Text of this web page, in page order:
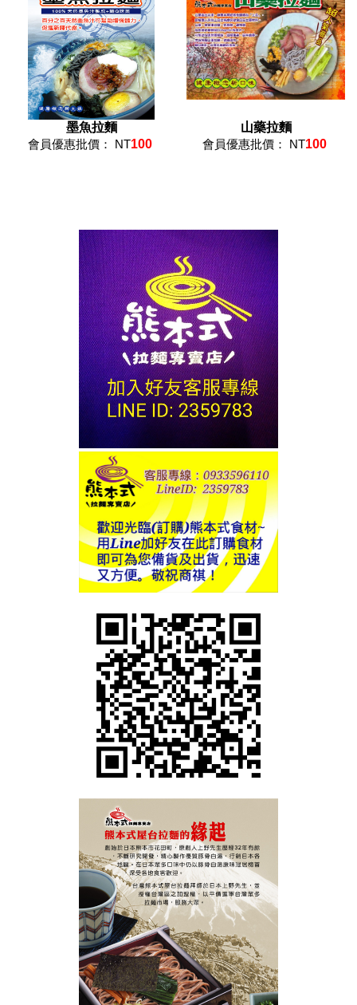
墨魚拉麵
會員優惠批價： NT100
山藥拉麵
會員優惠批價： NT100